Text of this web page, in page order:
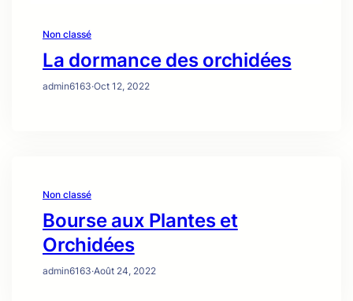
Non classé
La dormance des orchidées
admin6163·Oct 12, 2022
Non classé
Bourse aux Plantes et
Orchidées
admin6163·Août 24, 2022